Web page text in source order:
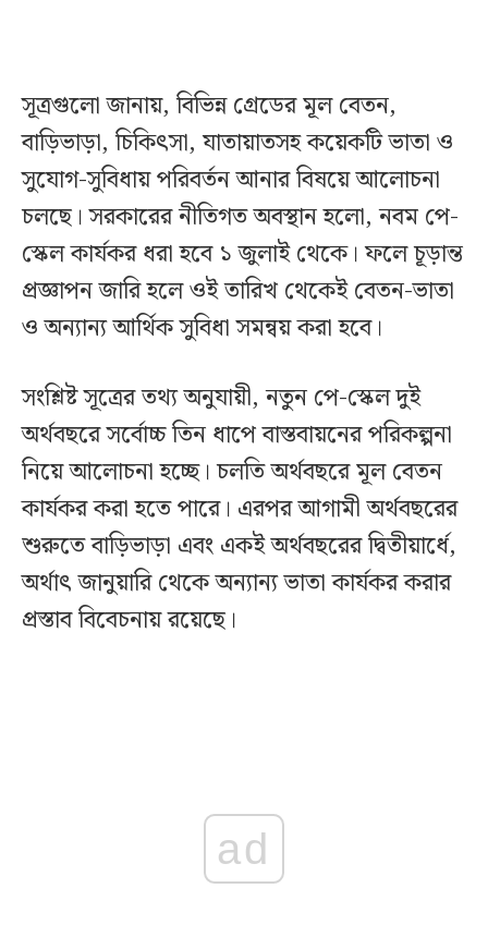
সূত্রগুলো জানায়, বিভিন্ন গ্রেডের মূল বেতন,
বাড়িভাড়া, চিকিৎসা, যাতায়াতসহ কয়েকটি ভাতা ও
সুযোগ-সুবিধায় পরিবর্তন আনার বিষয়ে আলোচনা
চলছে। সরকারের নীতিগত অবস্থান হলো, নবম পে-
স্কেল কার্যকর ধরা হবে ১ জুলাই থেকে। ফলে চূড়ান্ত
প্রজ্ঞাপন জারি হলে ওই তারিখ থেকেই বেতন-ভাতা
ও অন্যান্য আর্থিক সুবিধা সমন্বয় করা হবে।
সংশ্লিষ্ট সূত্রের তথ্য অনুযায়ী, নতুন পে-স্কেল দুই
অর্থবছরে সর্বোচ্চ তিন ধাপে বাস্তবায়নের পরিকল্পনা
নিয়ে আলোচনা হচ্ছে। চলতি অর্থবছরে মূল বেতন
কার্যকর করা হতে পারে। এরপর আগামী অর্থবছরের
শুরুতে বাড়িভাড়া এবং একই অর্থবছরের দ্বিতীয়ার্ধে,
অর্থাৎ জানুয়ারি থেকে অন্যান্য ভাতা কার্যকর করার
প্রস্তাব বিবেচনায় রয়েছে।
ad